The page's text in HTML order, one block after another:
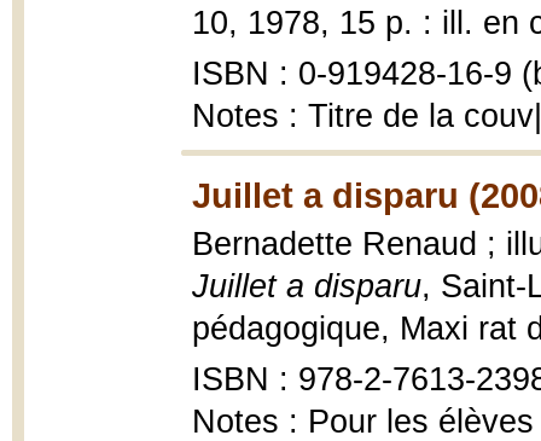
10, 1978, 15 p. : ill. en
ISBN : 0-919428-16-9
Notes : Titre de la
Juillet a disparu
Bernadette Renaud ;
Juillet a disparu, Saint-
pédagogique, Maxi rat
ISBN : 978-2-7613-
Notes : Pour les